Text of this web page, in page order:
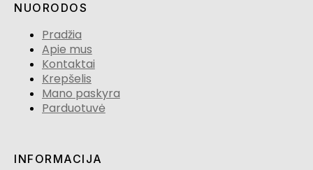
NUORODOS
Pradžia
Apie mus
Kontaktai
Krepšelis
Mano paskyra
Parduotuvė
INFORMACIJA